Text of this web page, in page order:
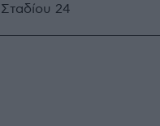
Σταδίου 24